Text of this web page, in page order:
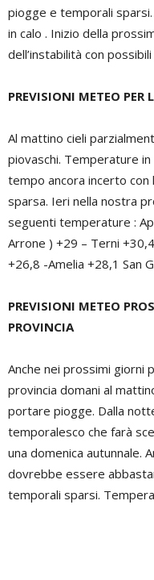
piogge e temporali
in calo . Inizio della
dell’instabilità con
PREVISIONI METEO PER
Al mattino cieli
piovaschi. Temperature
tempo ancora incerto con
sparsa. Ieri nella nostra
seguenti temperature :
Arrone ) +29 – Terni
+26,8 -Amelia +28,1 San
PREVISIONI METEO
PROVINCIA
Anche nei prossimi giorni
provincia domani al
portare piogge. Dalla
temporalesco che farà
una domenica autunnale.
dovrebbe essere
temporali sparsi.